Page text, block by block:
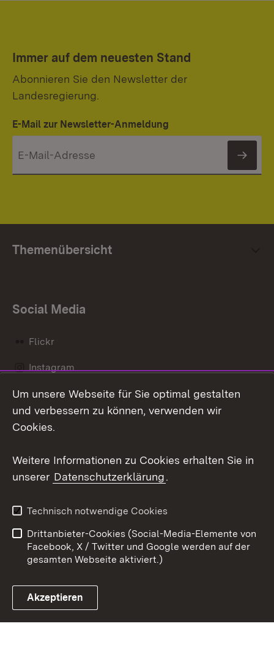
Immer auf dem neuesten Stand
Abonnieren Sie den Newsletter der
Landesregierung.
E-Mail zur Newsletter-Anmeldung
Themenübersicht
Social Media
Flickr
Instagram
Social Wall
Link zum Landesportal
Barrierefreiheit
Benutzungshinweise
Impressum
Cookies
Um unsere Webseite für Sie optimal gestalten
und verbessern zu können, verwenden wir
Cookies.
Weitere Informationen zu Cookies erhalten Sie in
unserer Datenschutzerklärung.
Technisch notwendige Cookies
Drittanbieter-Cookies (Social-Media-Elemente von
Facebook, X / Twitter und Google werden auf der
gesamten Webseite aktiviert.)
Akzeptieren